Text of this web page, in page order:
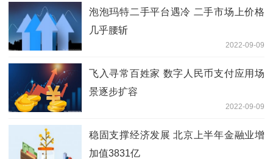
泡泡玛特二手平台遇冷 二手市场上价格
几乎腰斩
2022-09-09
飞入寻常百姓家 数字人民币支付应用场
景逐步扩容
2022-09-09
稳固支撑经济发展 北京上半年金融业增
加值3831亿